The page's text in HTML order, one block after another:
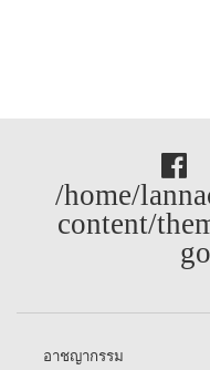
/home/
content/
อาชญากรรม